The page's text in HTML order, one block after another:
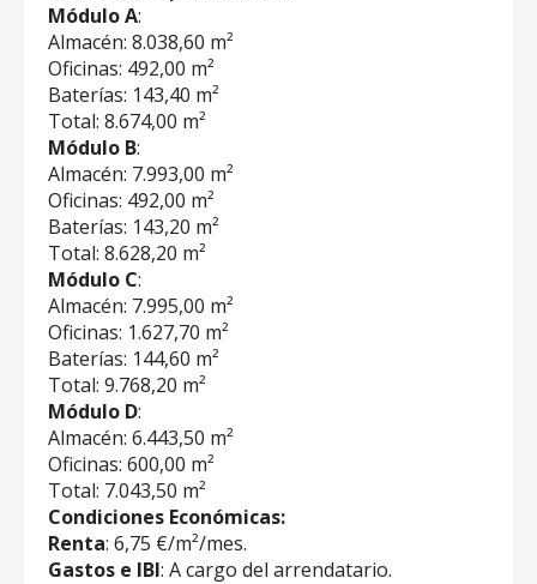
Módulo A:
Almacén: 8.038,60 m²
Oficinas: 492,00 m²
Baterías: 143,40 m²
Total: 8.674,00 m²
Módulo B:
Almacén: 7.993,00 m²
Oficinas: 492,00 m²
Baterías: 143,20 m²
Total: 8.628,20 m²
Módulo C:
Almacén: 7.995,00 m²
Oficinas: 1.627,70 m²
Baterías: 144,60 m²
Total: 9.768,20 m²
Módulo D:
Almacén: 6.443,50 m²
Oficinas: 600,00 m²
Total: 7.043,50 m²
Condiciones Económicas:
Renta: 6,75 €/m²/mes.
Gastos e IBI: A cargo del arrendatario.